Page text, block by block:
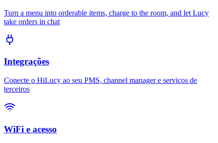
Turn a menu into orderable items, charge to the room, and let Lucy
take orders in chat
Integrações
Conecte o HiLucy ao seu PMS, channel manager e serviços de
terceiros
WiFi e acesso